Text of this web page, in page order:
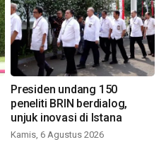
Presiden undang 150
peneliti BRIN berdialog,
unjuk inovasi di Istana
Kamis, 6 Agustus 2026